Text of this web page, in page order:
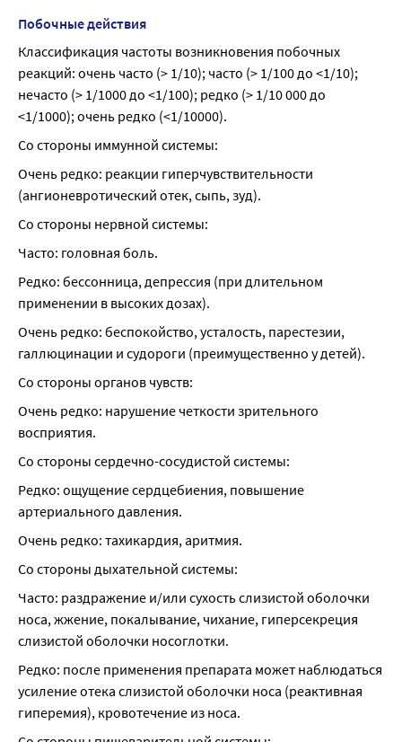
Побочные действия
Классификация частоты возникновения побочных
реакций: очень часто (> 1/10); часто (> 1/100 до <1/10);
нечасто (> 1/1000 до <1/100); редко (> 1/10 000 до
<1/1000); очень редко (<1/10000).
Со стороны иммунной системы:
Очень редко: реакции гиперчувствительности
(ангионевротический отек, сыпь, зуд).
Со стороны нервной системы:
Часто: головная боль.
Редко: бессонница, депрессия (при длительном
применении в высоких дозах).
Очень редко: беспокойство, усталость, парестезии,
галлюцинации и судороги (преимущественно у детей).
Со стороны органов чувств:
Очень редко: нарушение четкости зрительного
восприятия.
Со стороны сердечно-сосудистой системы:
Редко: ощущение сердцебиения, повышение
артериального давления.
Очень редко: тахикардия, аритмия.
Со стороны дыхательной системы:
Часто: раздражение и/или сухость слизистой оболочки
носа, жжение, покалывание, чихание, гиперсекреция
слизистой оболочки носоглотки.
Редко: после применения препарата может наблюдаться
усиление отека слизистой оболочки носа (реактивная
гиперемия), кровотечение из носа.